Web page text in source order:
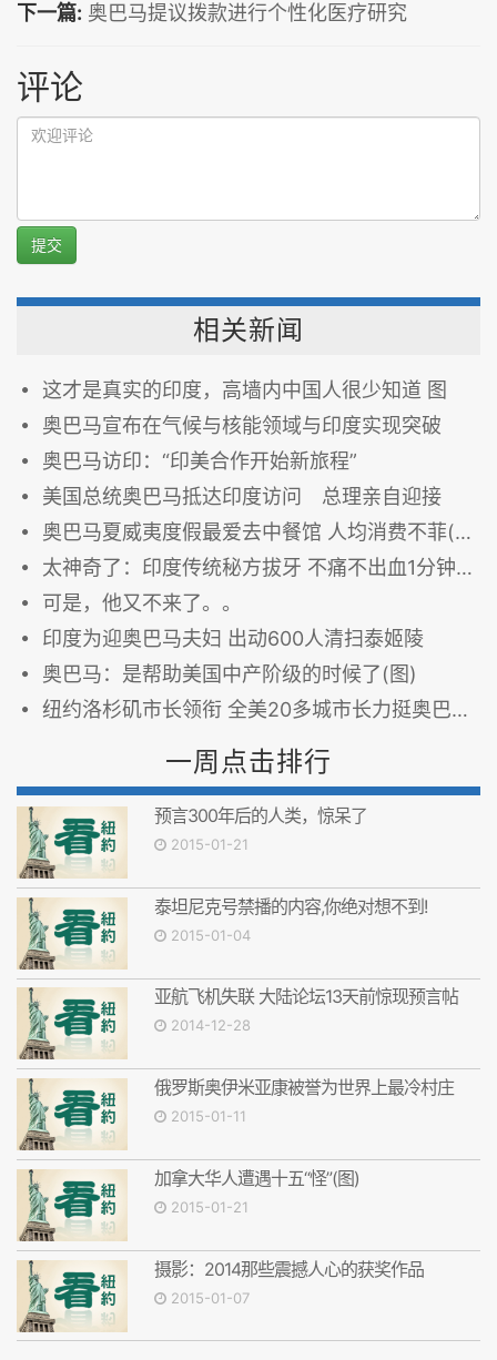
下一篇: 奥巴马提议拨款进行个性化医疗研究
评论
提交
相关新闻
这才是真实的印度，高墙内中国人很少知道 图
奥巴马宣布在气候与核能领域与印度实现突破
奥巴马访印：“印美合作开始新旅程”
美国总统奥巴马抵达印度访问 总理亲自迎接
奥巴马夏威夷度假最爱去中餐馆 人均消费不菲(图)
太神奇了：印度传统秘方拔牙 不痛不出血1分钟搞定
可是，他又不来了。。
印度为迎奥巴马夫妇 出动600人清扫泰姬陵
奥巴马：是帮助美国中产阶级的时候了(图)
纽约洛杉矶市长领衔 全美20多城市长力挺奥巴马移改行政令
一周点击排行
预言300年后的人类，惊呆了
2015-01-21
泰坦尼克号禁播的内容,你绝对想不到!
2015-01-04
亚航飞机失联 大陆论坛13天前惊现预言帖
2014-12-28
俄罗斯奥伊米亚康被誉为世界上最冷村庄
2015-01-11
加拿大华人遭遇十五“怪”(图)
2015-01-21
摄影：2014那些震撼人心的获奖作品
2015-01-07